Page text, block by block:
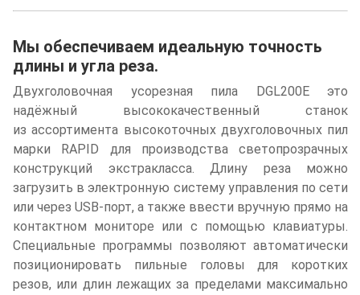
Мы обеспечиваем идеальную точность
длины и угла реза.
Двухголовочная усорезная пила DGL200E это
надёжный высококачественный станок
из ассортимента высокоточных двухголовочных пил
марки RAPID для производства светопрозрачных
конструкций экстракласса. Длину реза можно
загрузить в электронную систему управления по сети
или через USB-порт, а также ввести вручную прямо на
контактном мониторе или с помощью клавиатуры.
Специальные программы позволяют автоматически
позиционировать пильные головы для коротких
резов, или длин лежащих за пределами максимально